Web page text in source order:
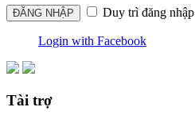
Duy trì đăng nhập
Login with Facebook
Tài trợ